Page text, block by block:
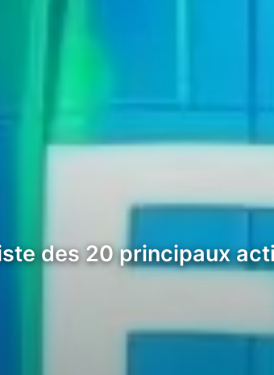
des 20 principaux